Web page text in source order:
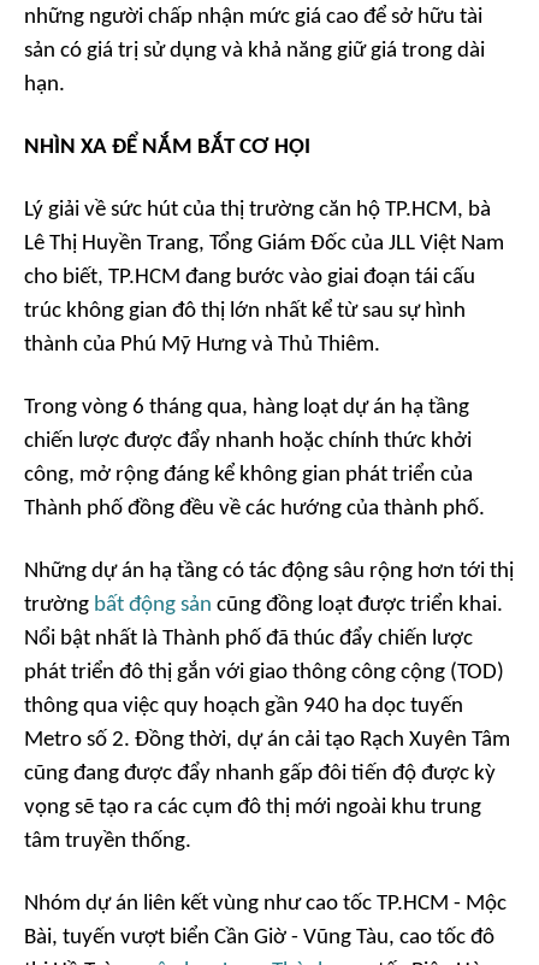
những người chấp nhận mức giá cao để sở hữu tài
sản có giá trị sử dụng và khả năng giữ giá trong dài
hạn.
NHÌN XA ĐỂ NẮM BẮT CƠ HỘI
Lý giải về sức hút của thị trường căn hộ TP.HCM, bà
Lê Thị Huyền Trang, Tổng Giám Đốc của JLL Việt Nam
cho biết, TP.HCM đang bước vào giai đoạn tái cấu
trúc không gian đô thị lớn nhất kể từ sau sự hình
thành của Phú Mỹ Hưng và Thủ Thiêm.
Trong vòng 6 tháng qua, hàng loạt dự án hạ tầng
chiến lược được đẩy nhanh hoặc chính thức khởi
công, mở rộng đáng kể không gian phát triển của
Thành phố đồng đều về các hướng của thành phố.
Những dự án hạ tầng có tác động sâu rộng hơn tới thị
trường bất động sản cũng đồng loạt được triển khai.
Nổi bật nhất là Thành phố đã thúc đẩy chiến lược
phát triển đô thị gắn với giao thông công cộng (TOD)
thông qua việc quy hoạch gần 940 ha dọc tuyến
Metro số 2. Đồng thời, dự án cải tạo Rạch Xuyên Tâm
cũng đang được đẩy nhanh gấp đôi tiến độ được kỳ
vọng sẽ tạo ra các cụm đô thị mới ngoài khu trung
tâm truyền thống.
Nhóm dự án liên kết vùng như cao tốc TP.HCM - Mộc
Bài, tuyến vượt biển Cần Giờ - Vũng Tàu, cao tốc đô